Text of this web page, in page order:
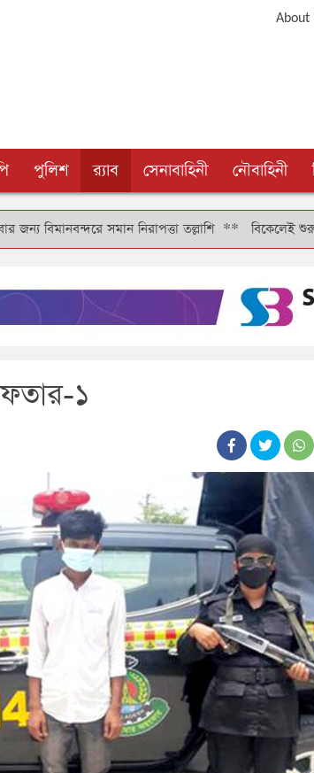
About
পুলিশ র‍্যাব সেনাবাহিনী নৌবাহিনী
সমান নিরাপত্তা তল্লাশি**বিকেলেই শুরু গ্যাস
১